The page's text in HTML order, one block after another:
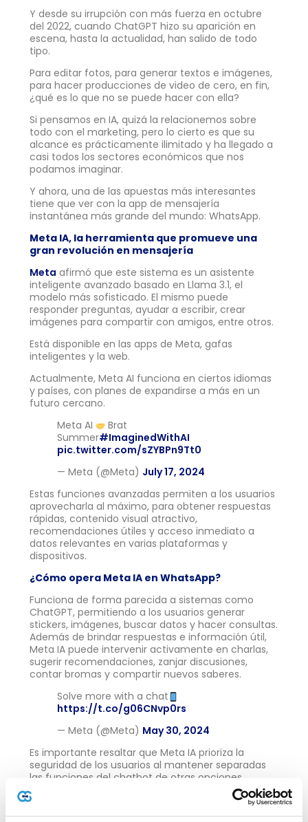
Y desde su irrupción con más fuerza en octubre
del 2022, cuando ChatGPT hizo su aparición en
escena, hasta la actualidad, han salido de todo
tipo.
Para editar fotos, para generar textos e imágenes,
para hacer producciones de video de cero, en fin,
¿qué es lo que no se puede hacer con ella?
Si pensamos en IA, quizá la relacionemos sobre
todo con el marketing, pero lo cierto es que su
alcance es prácticamente ilimitado y ha llegado a
casi todos los sectores económicos que nos
podamos imaginar.
Y ahora, una de las apuestas más interesantes
tiene que ver con la app de mensajería
instantánea más grande del mundo: WhatsApp.
Meta IA, la herramienta que promueve una
gran revolución en mensajería
Meta afirmó que este sistema es un asistente
inteligente avanzado basado en Llama 3.1, el
modelo más sofisticado. El mismo puede
responder preguntas, ayudar a escribir, crear
imágenes para compartir con amigos, entre otros.
Está disponible en las apps de Meta, gafas
inteligentes y la web.
Actualmente, Meta AI funciona en ciertos idiomas
y países, con planes de expandirse a más en un
futuro cercano.
Meta AI
Brat
Summer#ImaginedWithAI
pic.twitter.com/sZYBPn9Tt0
— Meta (@Meta) July 17, 2024
Estas funciones avanzadas permiten a los usuarios
aprovecharla al máximo, para obtener respuestas
rápidas, contenido visual atractivo,
recomendaciones útiles y acceso inmediato a
datos relevantes en varias plataformas y
dispositivos.
¿Cómo opera Meta IA en WhatsApp?
Funciona de forma parecida a sistemas como
ChatGPT, permitiendo a los usuarios generar
stickers, imágenes, buscar datos y hacer consultas.
Además de brindar respuestas e información útil,
Meta IA puede intervenir activamente en charlas,
sugerir recomendaciones, zanjar discusiones,
contar bromas y compartir nuevos saberes.
Solve more with a chat
https://t.co/g06CNvp0rs
— Meta (@Meta) May 30, 2024
Es importante resaltar que Meta IA prioriza la
seguridad de los usuarios al mantener separadas
las funciones del chatbot de otras opciones
disponibles. Asimismo, las sugerencias que genera
Meta IA son aleatorias y no están influidas por
interacciones previas en la app, asegurando así